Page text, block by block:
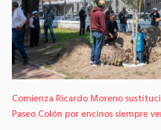
Comienza Ricardo Moreno
Paseo Colón por encinos siempre